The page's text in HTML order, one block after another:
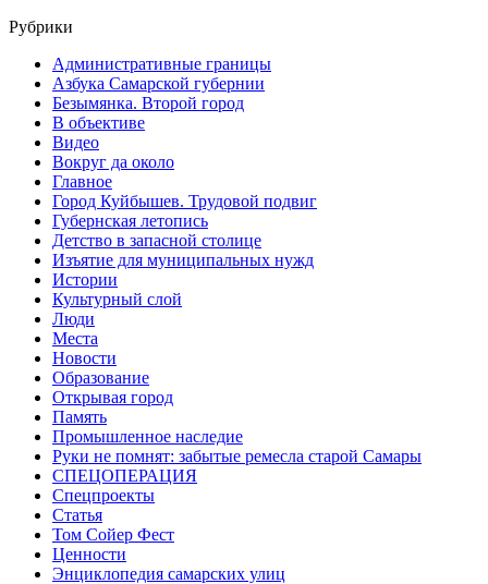
Рубрики
Административные границы
Азбука Самарской губернии
Безымянка. Второй город
В объективе
Видео
Вокруг да около
Главное
Город Куйбышев. Трудовой подвиг
Губернская летопись
Детство в запасной столице
Изъятие для муниципальных нужд
Истории
Культурный слой
Люди
Места
Новости
Образование
Открывая город
Память
Промышленное наследие
Руки не помнят: забытые ремесла старой Самары
СПЕЦОПЕРАЦИЯ
Спецпроекты
Статья
Том Сойер Фест
Ценности
Энциклопедия самарских улиц